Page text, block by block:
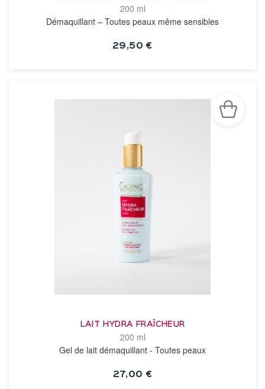
200 ml
Démaquillant – Toutes peaux même sensibles
29,50 €
LAIT HYDRA FRAÎCHEUR
200 ml
Gel de lait démaquillant - Toutes peaux
27,00 €